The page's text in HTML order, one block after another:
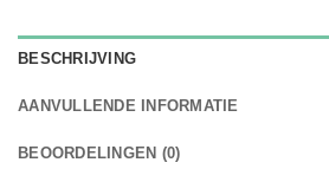
BESCHRIJVING
AANVULLENDE INFORMATIE
BEOORDELINGEN (0)